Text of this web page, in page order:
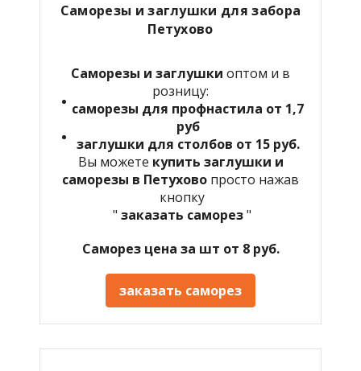
Саморезы и заглушки для забора
Петухово
Саморезы и заглушки оптом и в
розницу:
саморезы для профнастила от 1,7
руб
заглушки для столбов от 15 руб.
Вы можете купить заглушки и
саморезы в Петухово просто нажав
кнопку
" заказать саморез"
Саморез цена за шт от 8 руб.
заказать саморез